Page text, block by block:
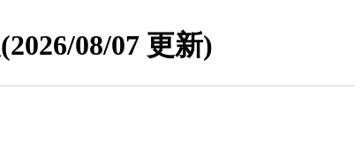
(2026/08/07 更新)